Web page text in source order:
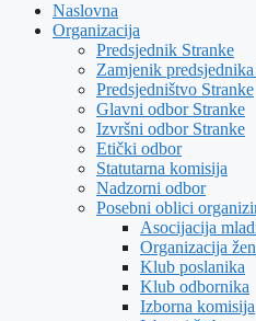
Naslovna
Organizacija
Predsjednik Stranke
Zamjenik
Predsjedništvo Stranke
Glavni odbor Stranke
Izvršni odbor Stranke
Etički odbor
Statutarna komisija
Nadzorni odbor
Posebni oblici
Asocijacija
Organizacija
Klub poslanika
Klub odbornika
Izborna komisija